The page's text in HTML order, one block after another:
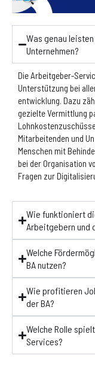
Was genau
Unternehmen?
Die Arbeitgeber-
Unterstützung bei
entwicklung. Dazu
gezielte Vermittlung
Mitarbeitenden und
Menschen mit
bei der Organisation
Fragen zur
Wie funktioniert
Arbeitgebern und
Welche
BA nutzen?
Wie profitieren
der BA?
Welche Rolle
Services?